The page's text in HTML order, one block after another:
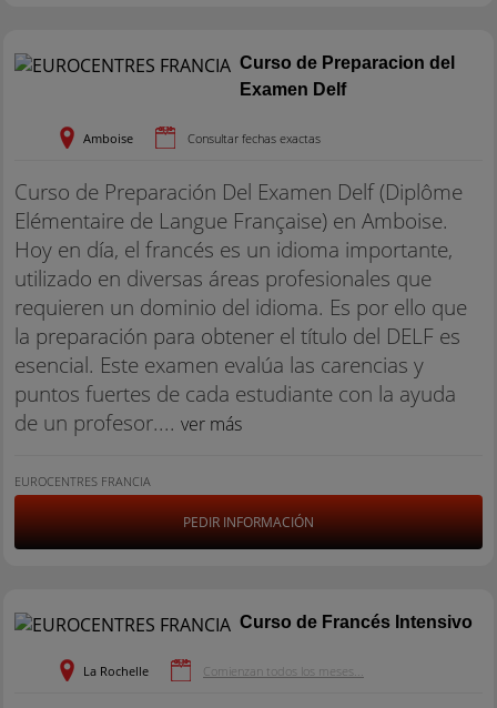
Curso de Preparacion del
Examen Delf
Amboise Consultar fechas exactas
Curso de Preparación Del Examen Delf (Diplôme
Elémentaire de Langue Française) en Amboise.
Hoy en día, el francés es un idioma importante,
utilizado en diversas áreas profesionales que
requieren un dominio del idioma. Es por ello que
la preparación para obtener el título del DELF es
esencial. Este examen evalúa las carencias y
puntos fuertes de cada estudiante con la ayuda
de un profesor.... ver más
EUROCENTRES FRANCIA
PEDIR INFORMACIÓN
Curso de Francés Intensivo
La Rochelle Comienzan todos los meses...